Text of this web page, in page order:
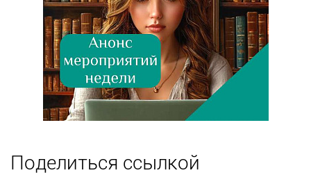
Поделиться ссылкой